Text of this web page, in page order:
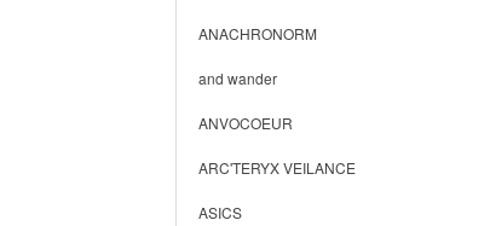
ANACHRONORM
and wander
ANVOCOEUR
ARC'TERYX VEILANCE
ASICS